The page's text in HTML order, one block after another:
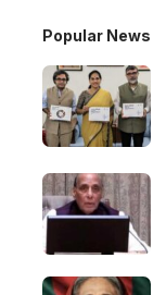
Popular News